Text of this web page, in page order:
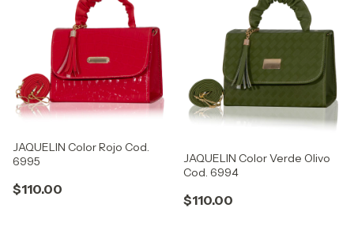
JAQUELIN Color Rojo Cod.
6995
$110.00
JAQUELIN Color Verde Olivo
Cod. 6994
$110.00